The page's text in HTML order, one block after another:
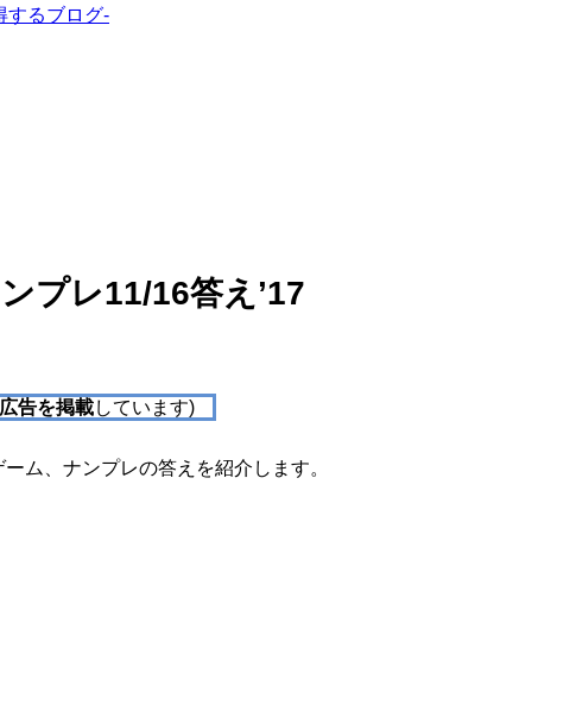
するブログ-
プレ11/16答え’17
告を掲載しています)
ーム、ナンプレの答えを紹介します。